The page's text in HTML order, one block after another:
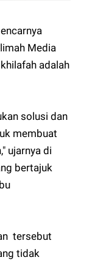
Media
adalah
solusi dan
membuat
ujarnya di
bertajuk
tersebut
tidak